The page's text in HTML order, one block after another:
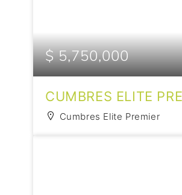
$ 5,750,000
CUMBRES ELITE
Cumbres Elite Premier